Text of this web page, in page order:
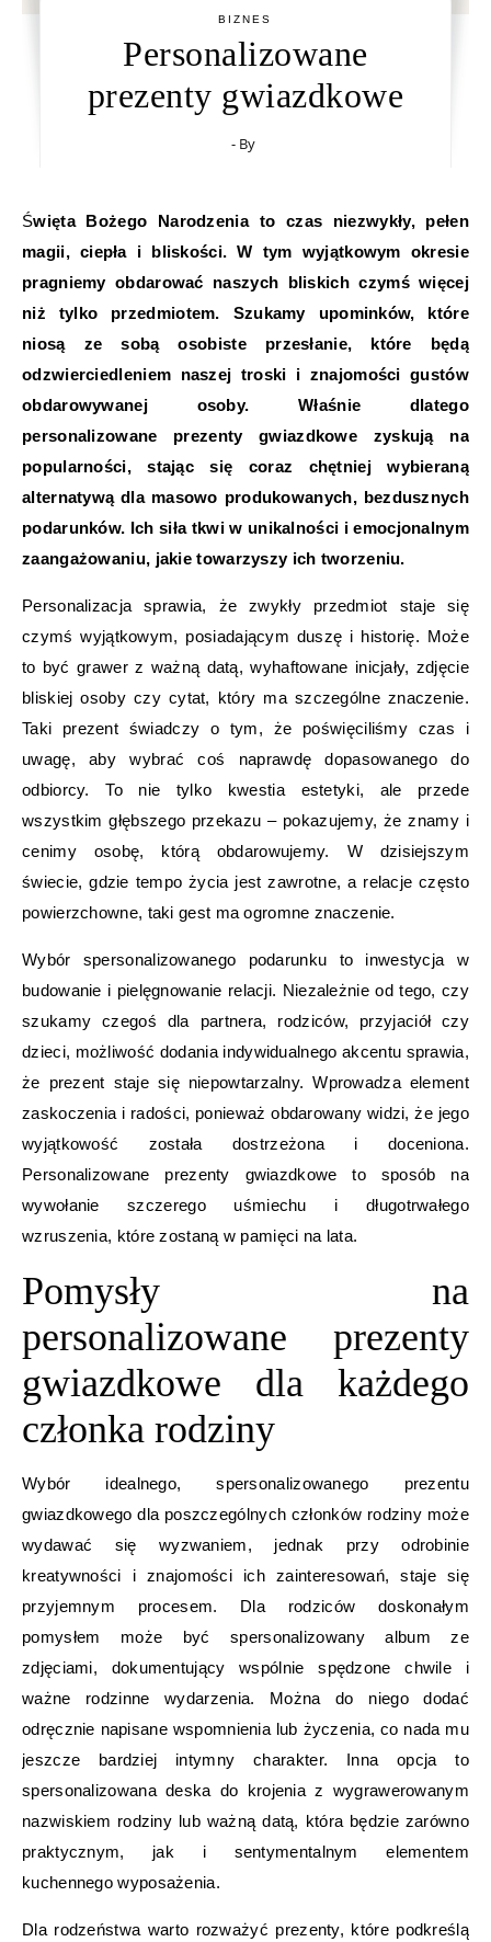
BIZNES
Personalizowane
prezenty gwiazdkowe
- By
Święta Bożego Narodzenia to czas niezwykły, pełen
magii, ciepła i bliskości. W tym wyjątkowym okresie
pragniemy obdarować naszych bliskich czymś więcej
niż tylko przedmiotem. Szukamy upominków, które
niosą ze sobą osobiste przesłanie, które będą
odzwierciedleniem naszej troski i znajomości gustów
obdarowywanej osoby. Właśnie dlatego
personalizowane prezenty gwiazdkowe zyskują na
popularności, stając się coraz chętniej wybieraną
alternatywą dla masowo produkowanych, bezdusznych
podarunków. Ich siła tkwi w unikalności i emocjonalnym
zaangażowaniu, jakie towarzyszy ich tworzeniu.
Personalizacja sprawia, że zwykły przedmiot staje się
czymś wyjątkowym, posiadającym duszę i historię. Może
to być grawer z ważną datą, wyhaftowane inicjały, zdjęcie
bliskiej osoby czy cytat, który ma szczególne znaczenie.
Taki prezent świadczy o tym, że poświęciliśmy czas i
uwagę, aby wybrać coś naprawdę dopasowanego do
odbiorcy. To nie tylko kwestia estetyki, ale przede
wszystkim głębszego przekazu – pokazujemy, że znamy i
cenimy osobę, którą obdarowujemy. W dzisiejszym
świecie, gdzie tempo życia jest zawrotne, a relacje często
powierzchowne, taki gest ma ogromne znaczenie.
Wybór spersonalizowanego podarunku to inwestycja w
budowanie i pielęgnowanie relacji. Niezależnie od tego, czy
szukamy czegoś dla partnera, rodziców, przyjaciół czy
dzieci, możliwość dodania indywidualnego akcentu sprawia,
że prezent staje się niepowtarzalny. Wprowadza element
zaskoczenia i radości, ponieważ obdarowany widzi, że jego
wyjątkowość została dostrzeżona i doceniona.
Personalizowane prezenty gwiazdkowe to sposób na
wywołanie szczerego uśmiechu i długotrwałego
wzruszenia, które zostaną w pamięci na lata.
Pomysły na
personalizowane prezenty
gwiazdkowe dla każdego
członka rodziny
Wybór idealnego, spersonalizowanego prezentu
gwiazdkowego dla poszczególnych członków rodziny może
wydawać się wyzwaniem, jednak przy odrobinie
kreatywności i znajomości ich zainteresowań, staje się
przyjemnym procesem. Dla rodziców doskonałym
pomysłem może być spersonalizowany album ze
zdjęciami, dokumentujący wspólnie spędzone chwile i
ważne rodzinne wydarzenia. Można do niego dodać
odręcznie napisane wspomnienia lub życzenia, co nada mu
jeszcze bardziej intymny charakter. Inna opcja to
spersonalizowana deska do krojenia z wygrawerowanym
nazwiskiem rodziny lub ważną datą, która będzie zarówno
praktycznym, jak i sentymentalnym elementem
kuchennego wyposażenia.
Dla rodzeństwa warto rozważyć prezenty, które podkreślą